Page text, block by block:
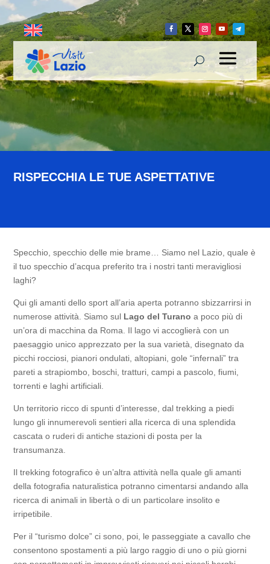
RISPECCHIA LE TUE ASPETTATIVE
Specchio, specchio delle mie brame… Siamo nel Lazio, quale è
il tuo specchio d’acqua preferito tra i nostri tanti meravigliosi
laghi?
Qui gli amanti dello sport all’aria aperta potranno sbizzarrirsi in
numerose attività. Siamo sul Lago del Turano a poco più di
un’ora di macchina da Roma. Il lago vi accoglierà con un
paesaggio unico apprezzato per la sua varietà, disegnato da
picchi rocciosi, pianori ondulati, altopiani, gole “infernali” tra
pareti a strapiombo, boschi, tratturi, campi a pascolo, fiumi,
torrenti e laghi artificiali.
Un territorio ricco di spunti d’interesse, dal trekking a piedi
lungo gli innumerevoli sentieri alla ricerca di una splendida
cascata o ruderi di antiche stazioni di posta per la
transumanza.
Il trekking fotografico è un’altra attività nella quale gli amanti
della fotografia naturalistica potranno cimentarsi andando alla
ricerca di animali in libertà o di un particolare insolito e
irripetibile.
Per il “turismo dolce” ci sono, poi, le passeggiate a cavallo che
consentono spostamenti a più largo raggio di uno o più giorni